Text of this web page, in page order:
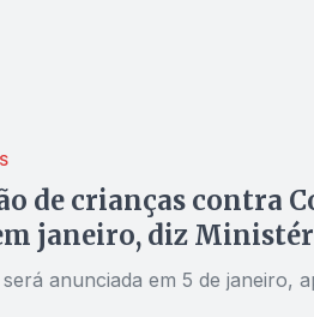
de crianças contra
janeiro, diz
anunciada em 5 de janeiro,